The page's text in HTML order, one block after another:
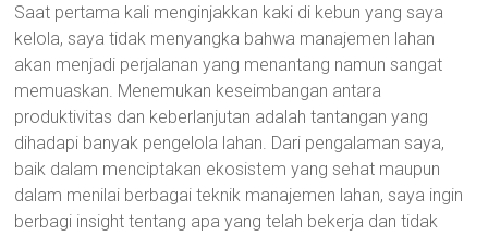
Saat pertama kali menginjakkan kaki di kebun yang saya
kelola, saya tidak menyangka bahwa manajemen lahan
akan menjadi perjalanan yang menantang namun sangat
memuaskan. Menemukan keseimbangan antara
produktivitas dan keberlanjutan adalah tantangan yang
dihadapi banyak pengelola lahan. Dari pengalaman saya,
baik dalam menciptakan ekosistem yang sehat maupun
dalam menilai berbagai teknik manajemen lahan, saya ingin
berbagi insight tentang apa yang telah bekerja dan tidak